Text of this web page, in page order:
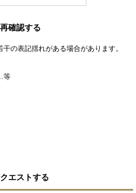
確認する
の表記揺れがある場合があります。
等
エストする